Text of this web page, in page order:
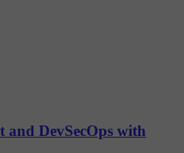
DevSecOps with